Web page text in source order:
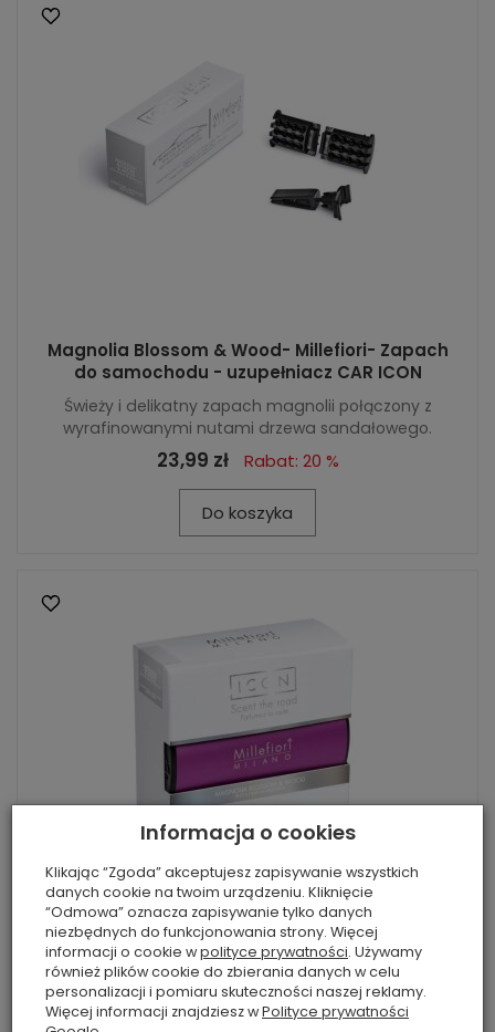
Magnolia Blossom & Wood- Millefiori- Zapach
do samochodu - uzupełniacz CAR ICON
Świeży i delikatny zapach magnolii połączony z
wyrafinowanymi nutami drzewa sandałowego.
23,99 zł Rabat: 20 %
Do koszyka
Magnolia Blossom & Wood- Millefiori- Zapach
do samochodu CAR ICON
Świeży i delikatny zapach magnolii połączony z
wyrafinowanymi nutami drzewa sandałowego.
Informacja o cookies
Klikając “Zgoda” akceptujesz zapisywanie wszystkich
danych cookie na twoim urządzeniu. Kliknięcie
“Odmowa” oznacza zapisywanie tylko danych
niezbędnych do funkcjonowania strony. Więcej
informacji o cookie wpolityce prywatności. Używamy
również plików cookie do zbierania danych w celu
personalizacji i pomiaru skuteczności naszej reklamy.
Więcej informacji znajdziesz wPolityce prywatności